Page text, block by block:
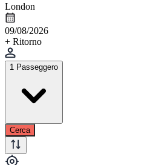
London
09/08/2026
+ Ritorno
1 Passeggero
Cerca